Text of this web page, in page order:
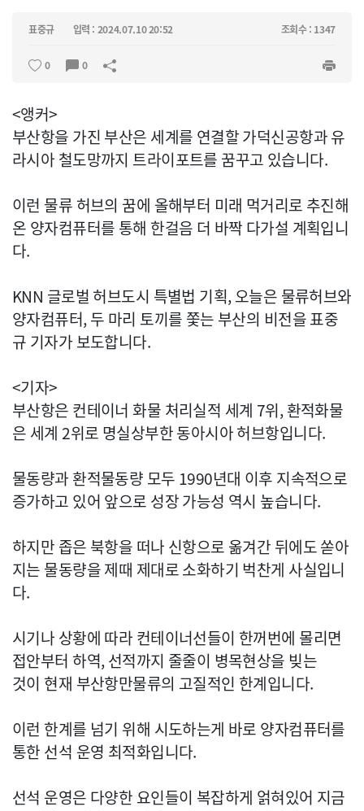
표중규 입력 : 2024.07.10 20:52 조회수 : 1347
0 0
<앵커>
부산항을 가진 부산은 세계를 연결할 가덕신공항과 유
라시아 철도망까지 트라이포트를 꿈꾸고 있습니다.
이런 물류 허브의 꿈에 올해부터 미래 먹거리로 추진해
온 양자컴퓨터를 통해 한걸음 더 바짝 다가설 계획입니
다.
KNN 글로벌 허브도시 특별법 기획, 오늘은 물류허브와
양자컴퓨터, 두 마리 토끼를 쫓는 부산의 비전을 표중
규 기자가 보도합니다.
<기자>
부산항은 컨테이너 화물 처리실적 세계 7위, 환적화물
은 세계 2위로 명실상부한 동아시아 허브항입니다.
물동량과 환적물동량 모두 1990년대 이후 지속적으로
증가하고 있어 앞으로 성장 가능성 역시 높습니다.
하지만 좁은 북항을 떠나 신항으로 옮겨간 뒤에도 쏟아
지는 물동량을 제때 제대로 소화하기 벅찬게 사실입니
다.
시기나 상황에 따라 컨테이너선들이 한꺼번에 몰리면
접안부터 하역, 선적까지 줄줄이 병목현상을 빚는
것이 현재 부산항만물류의 고질적인 한계입니다.
이런 한계를 넘기 위해 시도하는게 바로 양자컴퓨터를
통한 선석 운영 최적화입니다.
선석 운영은 다양한 요인들이 복잡하게 얽혀있어 지금